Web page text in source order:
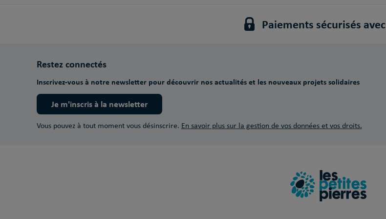
Paiements sécurisés avec
Restez connectés
Inscrivez-vous à notre newsletter pour découvrir nos actualités et les nouveaux projets solidaires
Je m'inscris à la newsletter
Vous pouvez à tout moment vous désinscrire. En savoir plus sur la gestion de vos données et vos droits.